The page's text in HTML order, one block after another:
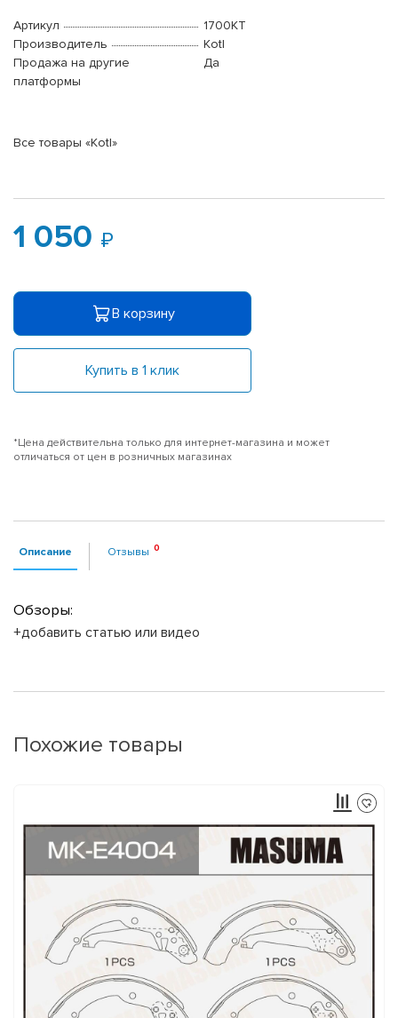
Артикул
1700KT
Производитель
Kotl
Продажа на другие
платформы
Да
Все товары «Kotl»
1 050
В корзину
Купить в 1 клик
*Цена действительна только для интернет-магазина и может
отличаться от цен в розничных магазинах
Описание Отзывы
Обзоры:
+добавить статью или видео
Похожие товары